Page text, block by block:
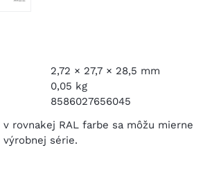
2,72 × 27,7 × 28,5 mm
0,05 kg
8586027656045
rovnakej RAL farbe sa môžu mierne
série.